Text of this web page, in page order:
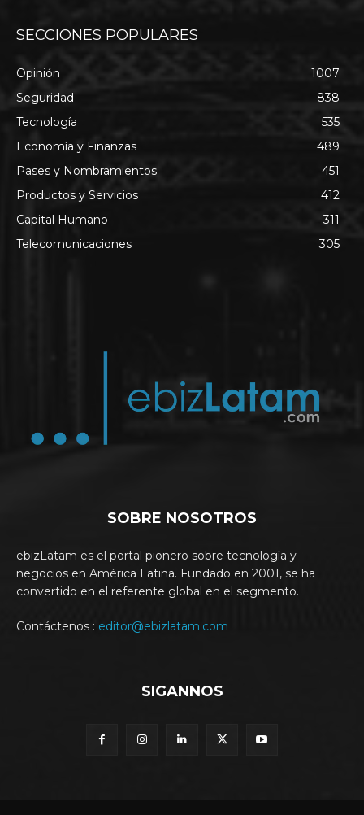
SECCIONES POPULARES
Opinión
1007
Seguridad
838
Tecnología
535
Economía y Finanzas
489
Pases y Nombramientos
451
Productos y Servicios
412
Capital Humano
311
Telecomunicaciones
305
SOBRE NOSOTROS
ebizLatam es el portal pionero sobre tecnología y
negocios en América Latina. Fundado en 2001, se ha
convertido en el referente global en el segmento.
Contáctenos : editor@ebizlatam.com
SIGANNOS